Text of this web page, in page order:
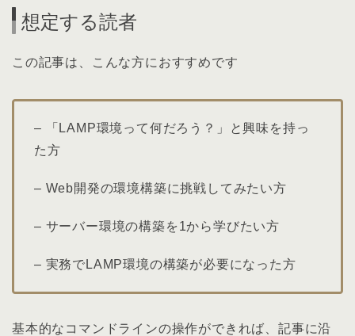
想定する読者
この記事は、こんな方におすすめです
– 「LAMP環境って何だろう？」と興味を持っ
た方
– Web開発の環境構築に挑戦してみたい方
– サーバー環境の構築を1から学びたい方
– 実務でLAMP環境の構築が必要になった方
基本的なコマンドラインの操作ができれば、記事に沿